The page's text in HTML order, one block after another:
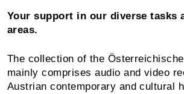
Your support in our diverse tasks
areas.
The collection of the
mainly comprises audio and video
Austrian contemporary and cultural